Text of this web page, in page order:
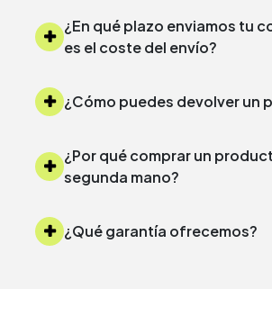
¿En qué plazo enviamos tu compra y cuál
es el coste del envío?
¿Cómo puedes devolver
¿Por qué comprar un producto de
segunda mano?
¿Qué garantía ofrecemos?